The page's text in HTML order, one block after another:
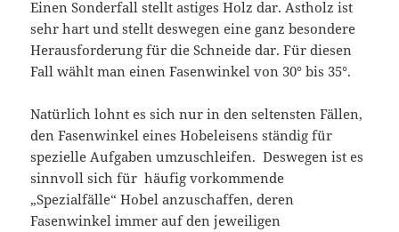
Einen Sonderfall stellt astiges Holz dar. Astholz ist
sehr hart und stellt deswegen eine ganz besondere
Herausforderung für die Schneide dar. Für diesen
Fall wählt man einen Fasenwinkel von 30° bis 35°.
Natürlich lohnt es sich nur in den seltensten Fällen,
den Fasenwinkel eines Hobeleisens ständig für
spezielle Aufgaben umzuschleifen. Deswegen ist es
sinnvoll sich für häufig vorkommende
„Spezialfälle“ Hobel anzuschaffen, deren
Fasenwinkel immer auf den jeweiligen